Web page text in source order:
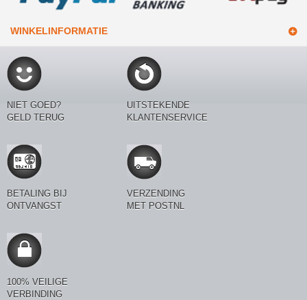
WINKELINFORMATIE
NIET GOED?
GELD TERUG
UITSTEKENDE
KLANTENSERVICE
BETALING BIJ
ONTVANGST
VERZENDING
MET POSTNL
100% VEILIGE
VERBINDING